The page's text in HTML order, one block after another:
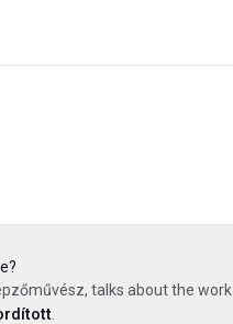
talks about the work